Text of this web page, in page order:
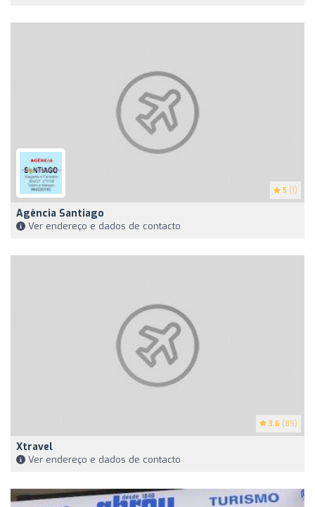
5 (1)
Agência Santiago
Ver endereço e dados de contacto
3.6 (85)
Xtravel
Ver endereço e dados de contacto